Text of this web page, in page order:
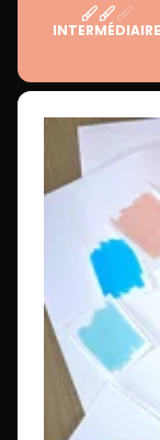
INTERMÉDIAIRE